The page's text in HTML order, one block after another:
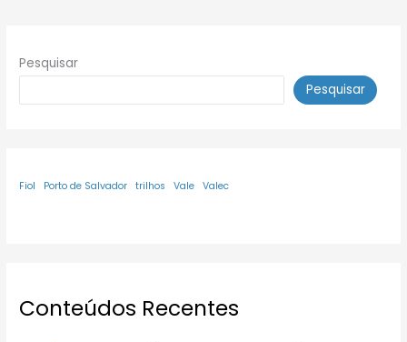
Pesquisar
Pesquisar
Fiol Porto de Salvador trilhos Vale Valec
Conteúdos Recentes